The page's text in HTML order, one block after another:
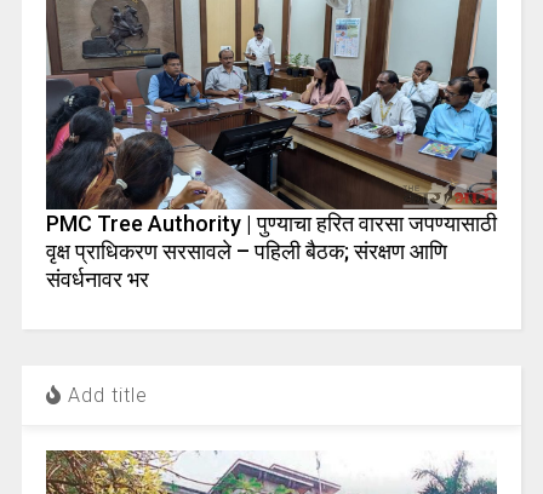
PMC Tree Authority | पुण्याचा हरित वारसा जपण्यासाठी
वृक्ष प्राधिकरण सरसावले – पहिली बैठक; संरक्षण आणि
संवर्धनावर भर
Add title